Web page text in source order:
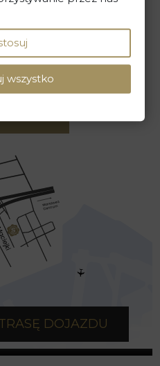
586 40 00
skarbiec.pl
DOJAZDU
wszystko